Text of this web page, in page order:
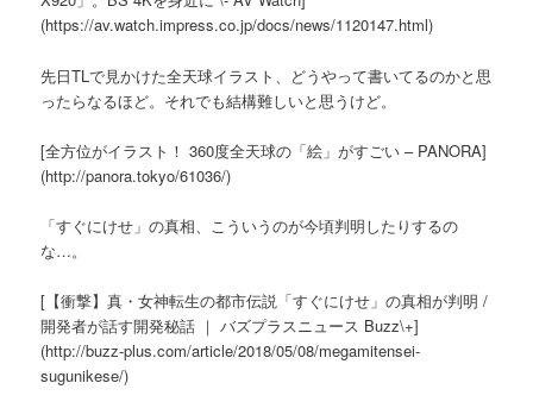
(https://av.watch.impress.co.jp/docs/news/1120147.html)
先日TLで見かけた全天球イラスト、どうやって書いてるのかと思
ったらなるほど。それでも結構難しいと思うけど。
[全方位がイラスト！ 360度全天球の「絵」がすごい – PANORA]
(http://panora.tokyo/61036/)
「すぐにけせ」の真相、こういうのが今頃判明したりするの
な…。
[【衝撃】真・女神転生の都市伝説「すぐにけせ」の真相が判明 /
開発者が話す開発秘話 ｜ バズプラスニュース Buzz\+]
(http://buzz-plus.com/article/2018/05/08/megamitensei-
sugunikese/)